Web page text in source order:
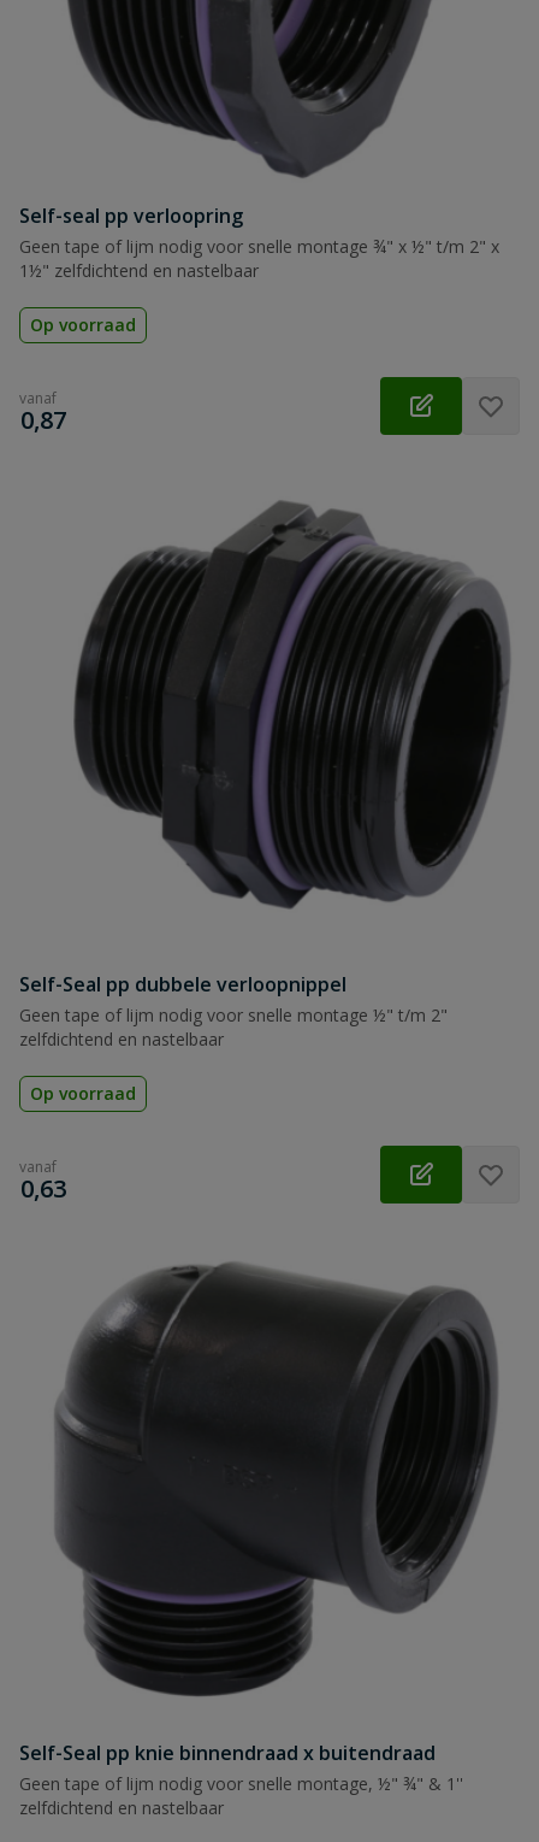
Self-seal pp verloopring
Geen tape of lijm nodig voor snelle montage ¾" x ½" t/m 2" x
1½" zelfdichtend en nastelbaar
Op voorraad
vanaf
€
0,87
Self-Seal pp dubbele verloopnippel
Geen tape of lijm nodig voor snelle montage ½" t/m 2"
zelfdichtend en nastelbaar
Op voorraad
vanaf
€
0,63
Self-Seal pp knie binnendraad x buitendraad
Geen tape of lijm nodig voor snelle montage, ½" ¾" & 1''
zelfdichtend en nastelbaar